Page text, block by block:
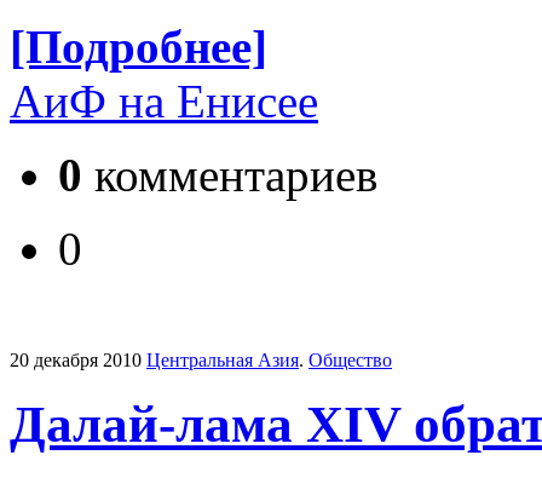
[Подробнее]
АиФ на Енисее
0 комментариев
0
20 декабря 2010 Центральная Азия. Общество
Далай-лама XIV